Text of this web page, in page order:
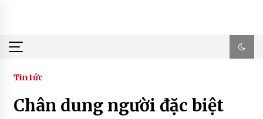
Tin tức
Chân dung người đặc biệt